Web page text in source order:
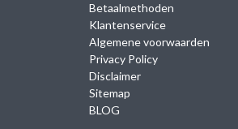
Betaalmethoden
Klantenservice
Algemene voorwaarden
Privacy Policy
Disclaimer
Sitemap
BLOG